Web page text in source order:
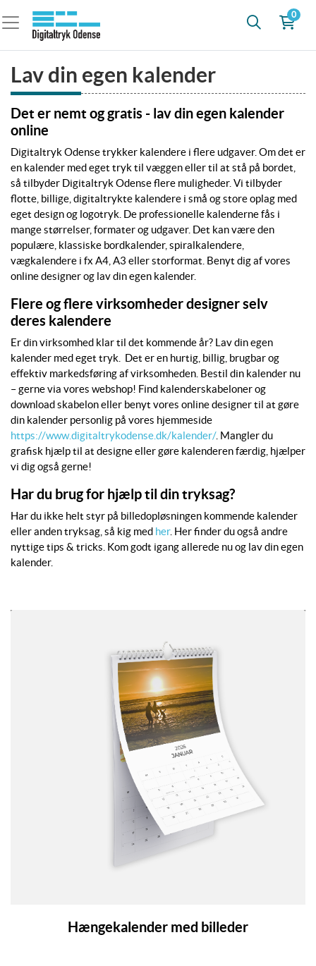
0
Lav din egen kalender
Det er nemt og gratis - lav din egen kalender
online
Digitaltryk Odense trykker kalendere i flere udgaver. Om det er
en kalender med eget tryk til væggen eller til at stå på bordet,
så tilbyder Digitaltryk Odense flere muligheder. Vi tilbyder
flotte, billige, digitaltrykte kalendere i små og store oplag med
eget design og logotryk. De professionelle kalenderne fås i
mange størrelser, formater og udgaver. Det kan være den
populære, klassiske bordkalender, spiralkalendere,
vægkalendere i fx A4, A3 eller storformat. Benyt dig af vores
online designer og lav din egen kalender.
Flere og flere virksomheder designer selv
deres kalendere
Er din virksomhed klar til det kommende år? Lav din egen
kalender med eget tryk. Det er en hurtig, billig, brugbar og
effektiv markedsføring af virksomheden. Bestil din kalender nu
– gerne via vores webshop! Find kalenderskabeloner og
download skabelon eller benyt vores online designer til at gøre
din kalender personlig på vores hjemmeside
https://www.digitaltrykodense.dk/kalender/. Mangler du
grafisk hjælp til at designe eller gøre kalenderen færdig, hjælper
vi dig også gerne!
Har du brug for hjælp til din tryksag?
Har du ikke helt styr på billedopløsningen kommende kalender
eller anden tryksag, så kig med her. Her finder du også andre
nyttige tips & tricks. Kom godt igang allerede nu og lav din egen
kalender.
Hængekalender med billeder